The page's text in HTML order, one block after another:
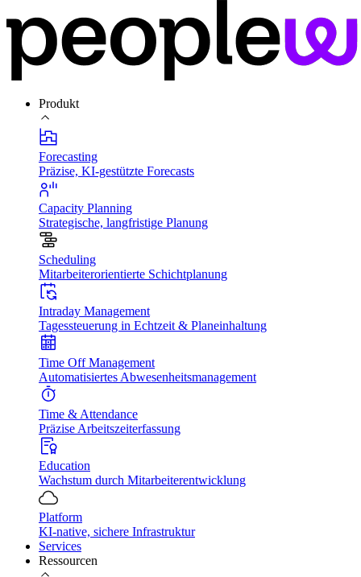
Produkt
Forecasting
Präzise, KI-gestützte Forecasts
Capacity Planning
Strategische, langfristige Planung
Scheduling
Mitarbeiterorientierte Schichtplanung
Intraday Management
Tagessteuerung in Echtzeit & Planeinhaltung
Time Off Management
Automatisiertes Abwesenheitsmanagement
Time & Attendance
Präzise Arbeitszeiterfassung
Education
Wachstum durch Mitarbeiterentwicklung
Platform
KI-native, sichere Infrastruktur
Services
Ressourcen